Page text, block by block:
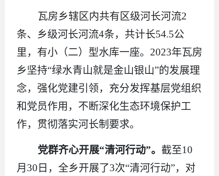
瓦房乡辖区内共有区级河长河流2
条、乡级河长河流4条，共计长54.5公
里，有小（二）型水库一座。 2023年瓦房
乡坚持“绿水青山就是金山银山”的发展理
念，强化党建引领，充分发挥基层党组织
和党员作用，不断深化生态环境保护工
作，贯彻落实河长制要求。
党群齐心开展“清河行动”。 截至10
月 30 日，全乡开展了3次“清河行动”，对